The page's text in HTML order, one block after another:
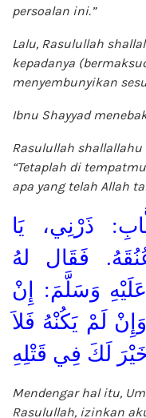
persoalan ini.”
Lalu, Rasulullah
kepadanya
menyembunyikan
Ibnu Shayyad
Rasulullah
“Tetaplah di
apa yang telah Allah
ذَرْنِي، يَا
فَقَال لهُ
وَسَلَّمَ: إِنْ
لَمْ يَكُنْهُ فَلاَ
Mendengar hal itu,
Rasulullah, izinkan